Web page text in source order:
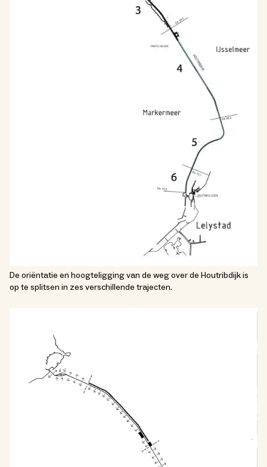
De oriëntatie en hoogteligging van de weg over de Houtribdijk is
op te splitsen in zes verschillende trajecten.